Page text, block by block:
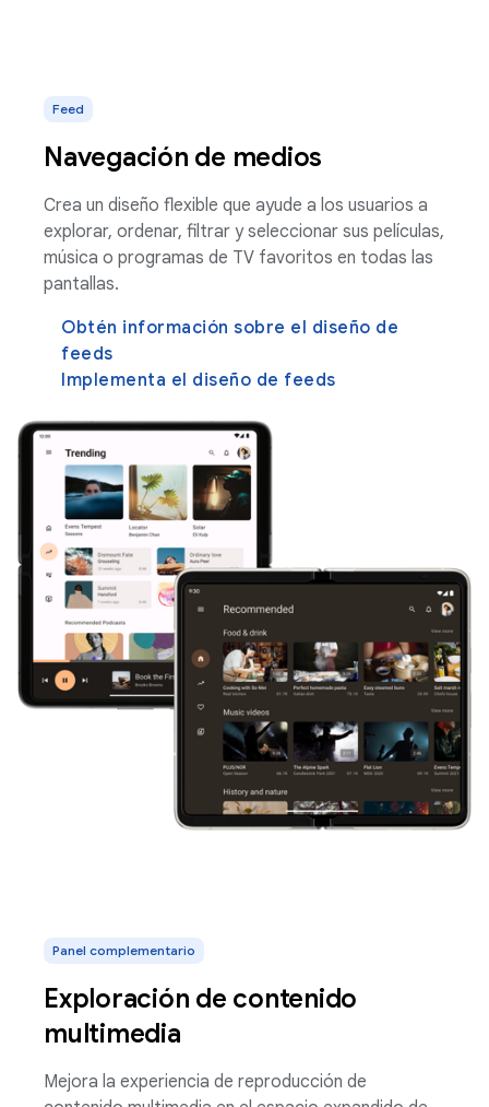
Feed
Navegación de medios
Crea un diseño flexible que ayude a los usuarios a
explorar, ordenar, filtrar y seleccionar sus películas,
música o programas de TV favoritos en todas las
pantallas.
Obtén información sobre el diseño de
feeds
Implementa el diseño de feeds
Panel complementario
Exploración de contenido
multimedia
Mejora la experiencia de reproducción de